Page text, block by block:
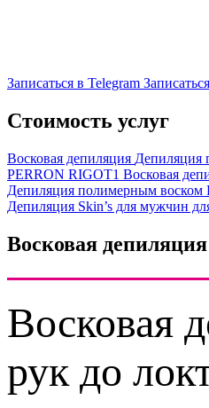
Записаться в Telegram
Стоимость услуг
Восковая депиляция Депиляция
PERRON RIGOT1 Восковая
Депиляция полимерным воском
Депиляция Skin’s для мужчин
Восковая депиляция
Восковая
рук до